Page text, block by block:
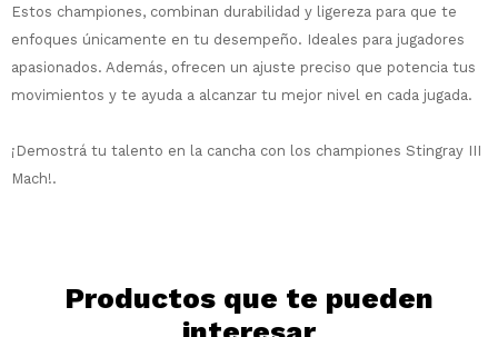
Estos championes, combinan durabilidad y ligereza para que te
enfoques únicamente en tu desempeño. Ideales para jugadores
apasionados. Además, ofrecen un ajuste preciso que potencia tus
movimientos y te ayuda a alcanzar tu mejor nivel en cada jugada.
¡Demostrá tu talento en la cancha con los championes Stingray III
Mach!.
Productos que te pueden
Celular
Fecha de nacimiento
que prefieras!
Elegí tus productos preferidos
Elegís Pago Después como metodo de pago
* sujeto a aprobación crediticia. El monto
contactanos en
preguntas@pagodespues.com.uy